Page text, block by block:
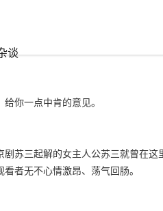
谈
你一点中肯的意见。
苏三起解的女主人公苏三就曾在这
者无不心情激昂、荡气回肠。